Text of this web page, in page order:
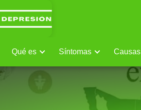
Qué es Síntomas Causas